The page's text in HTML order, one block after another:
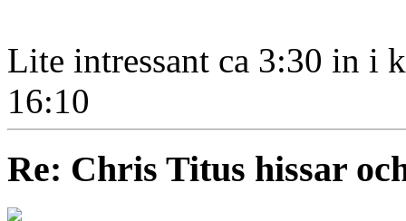
Lite intressant ca 3:30 in i
16:10
Re: Chris Titus hissar